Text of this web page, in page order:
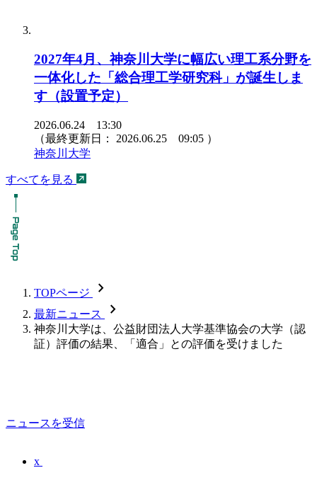
2027年4月、神奈川大学に幅広い理工系分野を
一体化した「総合理工学研究科」が誕生しま
す（設置予定）
2026.06.24 13:30
（最終更新日： 2026.06.25 09:05 ）
神奈川大学
すべてを見る
TOPページ chevron_forward
最新ニュース chevron_forward
神奈川大学は、公益財団法人大学基準協会の大学（認
証）評価の結果、「適合」との評価を受けました
ニュースを受信
x